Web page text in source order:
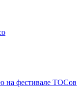
на фестивале ТОСов